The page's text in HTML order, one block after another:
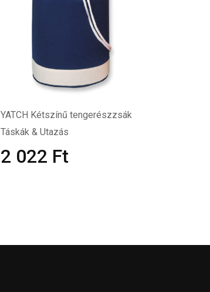
YATCH Kétszínű tengerészzsák
Táskák & Utazás
2 022 Ft